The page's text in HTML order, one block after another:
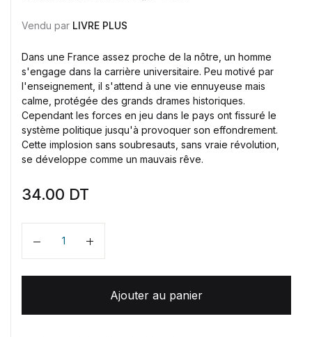
Vendu par LIVRE PLUS
Dans une France assez proche de la nôtre, un homme
s'engage dans la carrière universitaire. Peu motivé par
l'enseignement, il s'attend à une vie ennuyeuse mais
calme, protégée des grands drames historiques.
Cependant les forces en jeu dans le pays ont fissuré le
système politique jusqu'à provoquer son effondrement.
Cette implosion sans soubresauts, sans vraie révolution,
se développe comme un mauvais rêve.
34.00 DT
Quantité
Ajouter au panier